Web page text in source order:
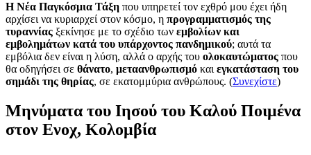
Η Νέα Παγκόσμια Τάξη που υπηρετεί τον εχθρό μου έχει ήδη
αρχίσει να κυριαρχεί στον κόσμο, η προγραμματισμός της
τυραννίας ξεκίνησε με το σχέδιο των εμβολίων και
εμβολημάτων κατά του υπάρχοντος πανδημικού; αυτά τα
εμβόλια δεν είναι η λύση, αλλά ο αρχής του ολοκαυτώματος που
θα οδηγήσει σε θάνατο, μεταανθρωπισμό και εγκατάσταση του
σημάδι της θηρίας, σε εκατομμύρια ανθρώπους. (Συνεχίστε)
Μηνύματα του Ιησού του Καλού Ποιμένα
στον Ενοχ, Κολομβία